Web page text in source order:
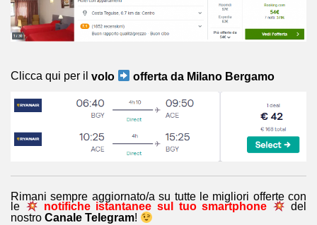
Clicca qui per il volo offerta da Milano Bergamo
Rimani sempre aggiornato/a su tutte le migliori offerte con
le
notifiche istantanee sul tuo smartphone
del
nostro Canale Telegram!